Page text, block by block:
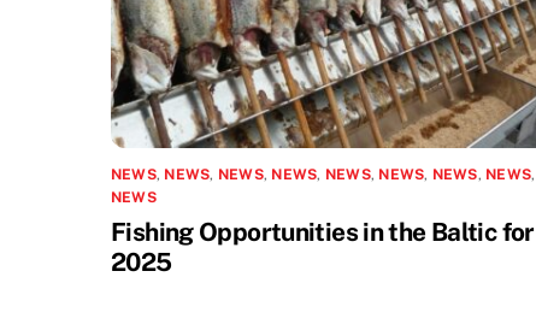
NEWS, NEWS, NEWS, NEWS, NEWS, NEWS, NEWS, NEWS,
NEWS
Fishing Opportunities in the Baltic for
2025